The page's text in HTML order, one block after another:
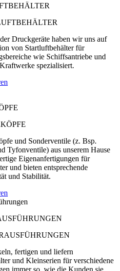
Druckgeräte haben wir uns auf
von Startluftbehälter für
wie Schiffsantriebe und
spezialisiert.
und Sonderventile (z. Bsp.
Tyfonventile) aus unserem Hause
Eigenanfertigungen für
und bieten entsprechende
und Stabilität.
fertigen und liefern
und Kleinserien für verschiedene
immer so, wie die Kunden sie